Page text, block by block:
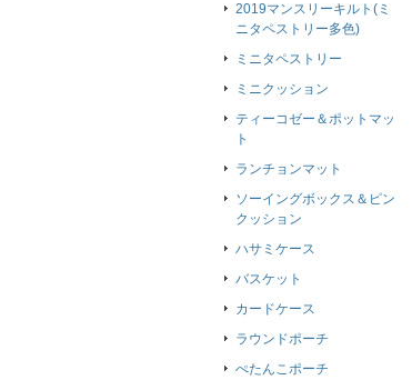
2019マンスリーキルト(ミ
ニタペストリー多色)
ミニタペストリー
ミニクッション
ティーコゼー＆ポットマッ
ト
ランチョンマット
ソーイングボックス＆ピン
クッション
ハサミケース
バスケット
カードケース
ラウンドポーチ
ぺたんこポーチ